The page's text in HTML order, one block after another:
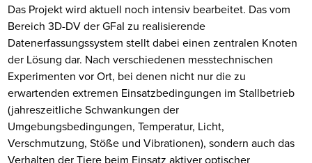
Das Projekt wird aktuell noch intensiv bearbeitet. Das vom
Bereich 3D-DV der GFaI zu realisierende
Datenerfassungssystem stellt dabei einen zentralen Knoten
der Lösung dar. Nach verschiedenen messtechnischen
Experimenten vor Ort, bei denen nicht nur die zu
erwartenden extremen Einsatzbedingungen im Stallbetrieb
(jahreszeitliche Schwankungen der
Umgebungsbedingungen, Temperatur, Licht,
Verschmutzung, Stöße und Vibrationen), sondern auch das
Verhalten der Tiere beim Einsatz aktiver optischer